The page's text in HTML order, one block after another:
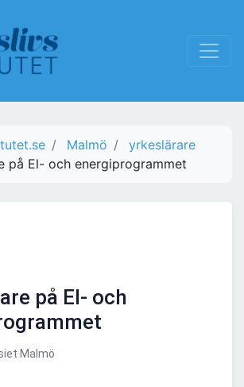
Malmö
yrkeslärare
på El- och energiprogrammet
på El- och
Malmö